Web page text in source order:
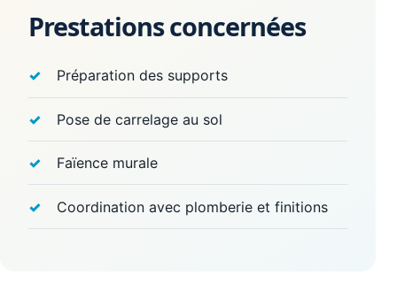
Prestations concernées
Préparation des supports
Pose de carrelage au sol
Faïence murale
Coordination avec plomberie et finitions